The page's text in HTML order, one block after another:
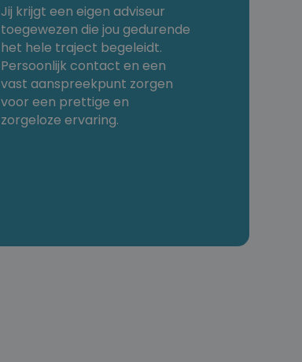
Jij krijgt een eigen adviseur
toegewezen die jou gedurende
het hele traject begeleidt.
Persoonlijk contact en een
vast aanspreekpunt zorgen
voor een prettige en
zorgeloze ervaring.